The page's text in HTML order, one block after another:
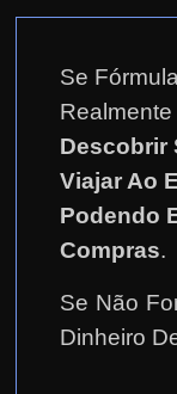
Se
Descobrir
Viajar Ao
Podendo
Compras.
Se Não
Dinheiro